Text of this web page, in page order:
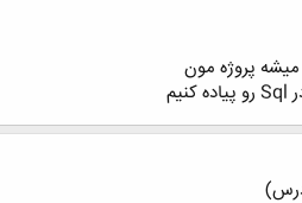
میشه پروژه مون